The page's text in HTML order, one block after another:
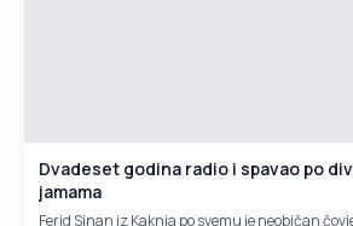
Dvadeset godina radio i spavao po
jamama
Ferid Sinan iz Kaknja po svemu je neobičan